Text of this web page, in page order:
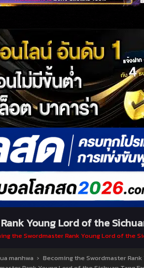
Young Lord of the
the Swordmaster Rank Young Lord of the
manhwa › Becoming the Swordmaster